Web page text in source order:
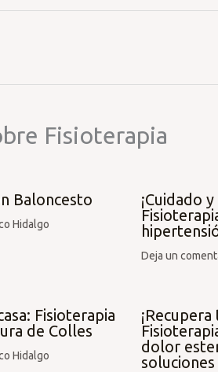
Fisioterapia
Baloncesto
Hidalgo
¡Cuidado
Deja un
Fisioterapia
de Colles
Hidalgo
dolor
soluciones